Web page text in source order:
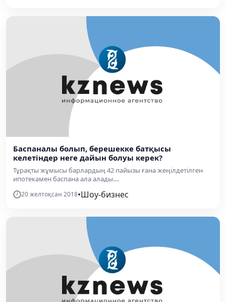
Баспаналы болып, берешекке батқысы
келетіндер неге дайын болуы керек?
Тұрақты жұмысы барлардың 42 пайызы ғана жеңілдетілген
ипотекамен баспана ала алады....
20 желтоқсан 2018•Шоу-бизнес